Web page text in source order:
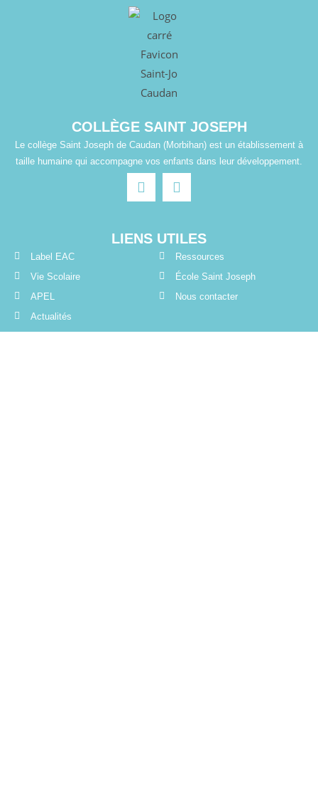
COLLÈGE SAINT JOSEPH
Le collège Saint Joseph de Caudan (Morbihan) est un établissement à
taille humaine qui accompagne vos enfants dans leur développement.
LIENS UTILES
Label EAC
Vie Scolaire
APEL
Actualités
Ressources
École Saint Joseph
Nous contacter